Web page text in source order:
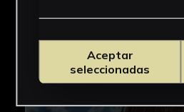
Aceptar
seleccionadas